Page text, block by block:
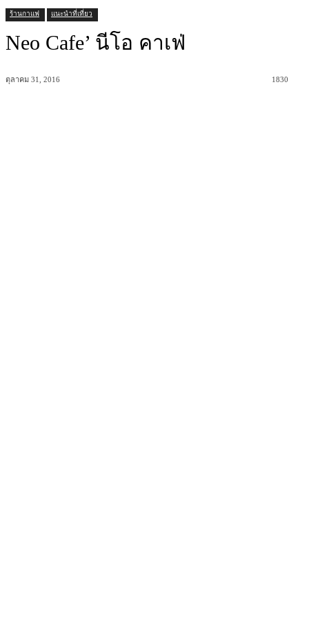
ร้านกาแฟ แนะนำที่เที่ยว
Neo Cafe’ นีโอ คาเฟ่
ตุลาคม 31, 2016 1830